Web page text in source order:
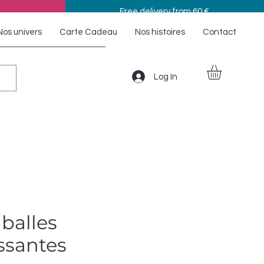
Free delivery from 60 €
univers Carte Cadeau Nos histoires Contact
Log In